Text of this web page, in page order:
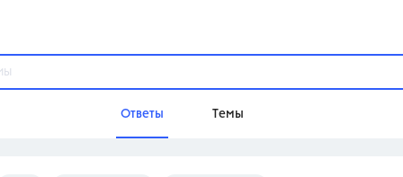
Ответы Темы